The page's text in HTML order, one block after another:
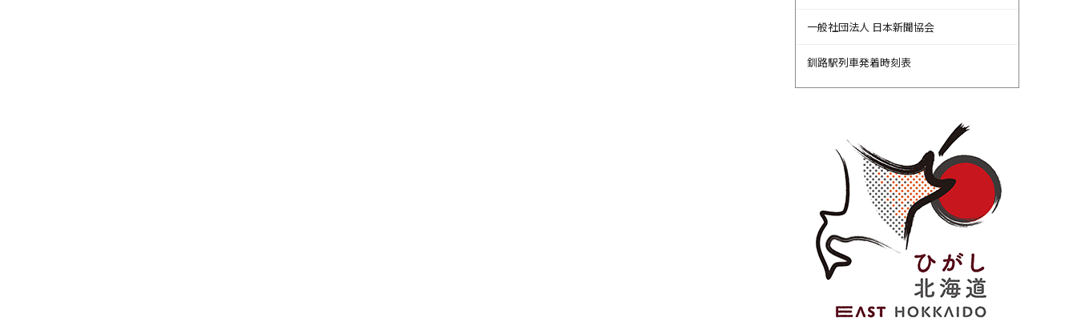
一般社団法人 日本新聞協会
釧路駅列車発着時刻表